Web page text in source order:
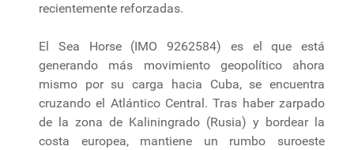
recientemente reforzadas.
El Sea Horse (IMO 9262584) es el que está
generando más movimiento geopolítico ahora
mismo por su carga hacia Cuba, se encuentra
cruzando el Atlántico Central. Tras haber zarpado
de la zona de Kaliningrado (Rusia) y bordear la
costa europea, mantiene un rumbo suroeste